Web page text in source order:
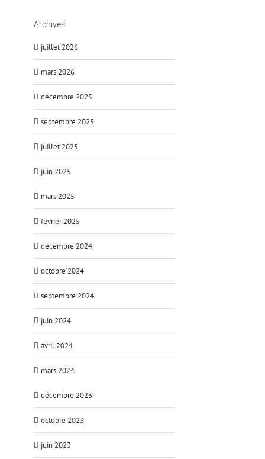
Archives
juillet 2026
mars 2026
décembre 2025
septembre 2025
juillet 2025
juin 2025
mars 2025
février 2025
décembre 2024
octobre 2024
septembre 2024
juin 2024
avril 2024
mars 2024
décembre 2023
octobre 2023
juin 2023